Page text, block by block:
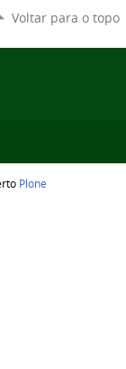
Voltar para o topo
Plone